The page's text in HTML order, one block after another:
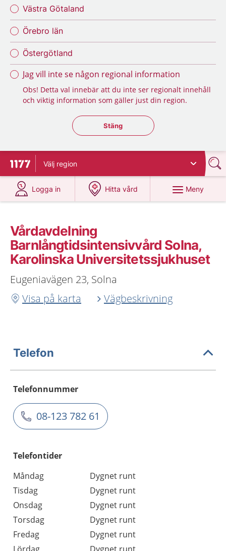
Västra Götaland
Örebro län
Östergötland
Jag vill inte se någon regional information
Obs! Detta val innebär att du inte ser regionalt innehåll
och viktig information som gäller just din region.
Stäng regionsväljaren
Stäng
Till startsidan för 1177
Välj region
Logga in
på 1177.se
Hitta vård
på 1177.se
Meny
Vårdavdelning
Barnlångtidsintensivvård Solna,
Karolinska Universitetssjukhuset
Eugeniavägen 23, Solna
Visa på karta
Vägbeskrivning
Telefon
Telefonnummer
08-123 782 61
Telefontider
Måndag
Dygnet runt
Tisdag
Dygnet runt
Onsdag
Dygnet runt
Torsdag
Dygnet runt
Fredag
Dygnet runt